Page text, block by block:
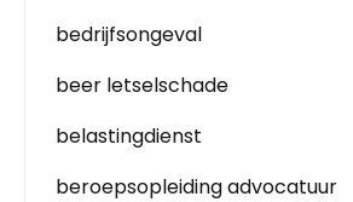
bedrijfsongeval
beer letselschade
belastingdienst
beroepsopleiding advocatuur